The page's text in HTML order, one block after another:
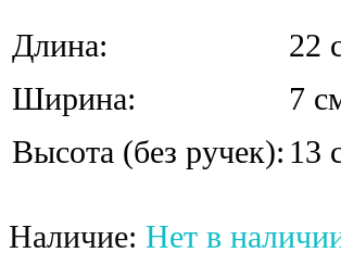
Длина:
22
Ширина:
7
Высота (без ручек): 13
Наличие: Нет в